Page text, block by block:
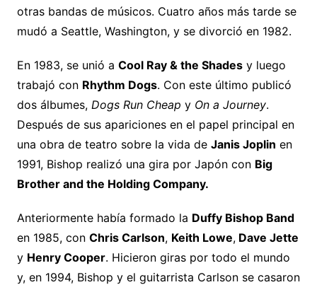
otras bandas de músicos. Cuatro años más tarde se
mudó a Seattle, Washington, y se divorció en 1982.
En 1983, se unió a Cool Ray & the Shadesy luego
trabajó con Rhythm Dogs. Con este último publicó
dos álbumes, Dogs Run Cheap y On a Journey.
Después de sus apariciones en el papel principal en
una obra de teatro sobre la vida de Janis Joplin en
1991, Bishop realizó una gira por Japón con Big
Brother and the Holding Company.
Anteriormente había formado la Duffy Bishop Band
en 1985, con Chris Carlson, Keith Lowe,Dave Jette
y Henry Cooper. Hicieron giras por todo el mundo
y, en 1994, Bishop y el guitarrista Carlson se casaron